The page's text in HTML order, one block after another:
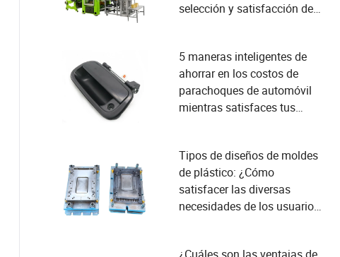
selección y satisfacción de
5 maneras inteligentes de
ahorrar en los costos de
parachoques de automóvil
mientras satisfaces tus
Tipos de diseños de moldes
de plástico: ¿Cómo
satisfacer las diversas
necesidades de los usuarios